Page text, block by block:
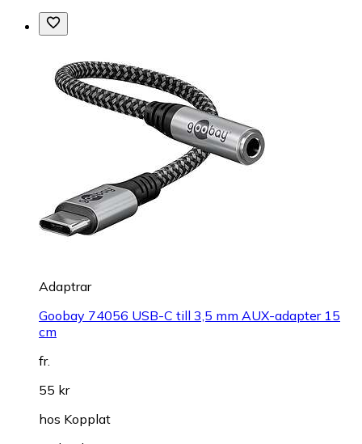
Adaptrar
Goobay 74056 USB-C till 3,5 mm AUX-adapter 15
cm
fr.
55 kr
hos Kopplat